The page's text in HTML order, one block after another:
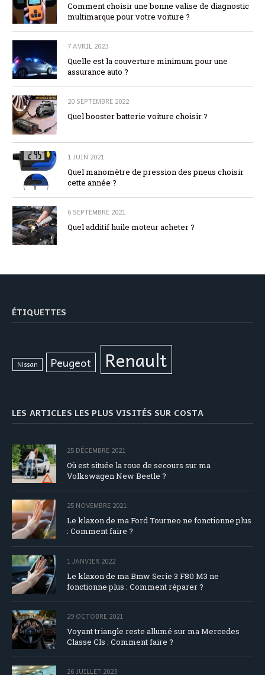
Comment choisir une bonne valise de diagnostic
multimarque pour votre voiture ?
7 AVRIL 2023
Quelle est la couverture minimum pour une
assurance auto ?
20 SEPTEMBRE 2022
Quel booster batterie voiture choisir ?
1 JUIN 2021
Quel manomètre de pression des pneus choisir
cette année ?
6 SEPTEMBRE 2021
Quel additif huile moteur acheter ?
ÉTIQUETTES
Nissan Peugeot Renault
LES ARTICLES LES PLUS VISITÉS SUR COSTA
25 DÉCEMBRE 2021
Où est située la roue de secours sur ma
Volkswagen New Beetle ?
25 NOVEMBRE 2021
Le klaxon de ma Ford Tourneo ne fonctionne plus
: Comment faire ?
1 JANVIER 2022
Le klaxon de ma Bmw Serie 3 F80 M3 ne
fonctionne plus : Comment réparer ?
29 OCTOBRE 2021
Voyant triangle reste allumé sur ma Mercedes
Classe Cls : Comment faire ?
26 JUILLET 2023